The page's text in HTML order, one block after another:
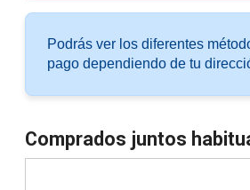
Podrás ver los diferentes
pago dependiendo de tu
Comprados juntos